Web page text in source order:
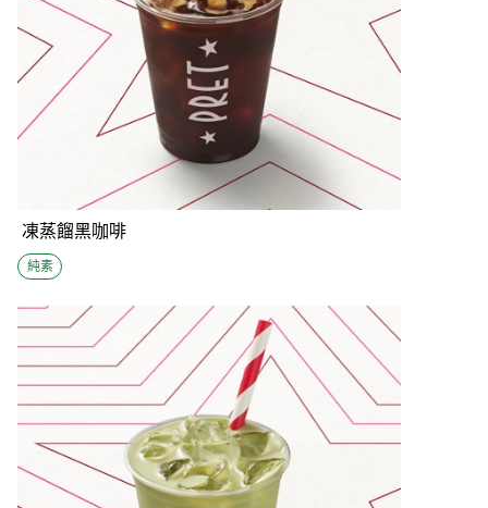
凍蒸餾黑咖啡
純素